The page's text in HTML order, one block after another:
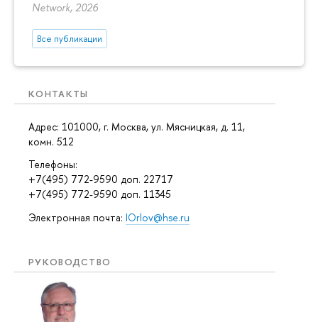
Network, 2026
Все публикации
КОНТАКТЫ
Адрес: 101000, г. Москва, ул. Мясницкая, д. 11,
комн. 512
Телефоны:
+7(495) 772-9590 доп. 22717
+7(495) 772-9590 доп. 11345
Электронная почта: IOrlov@hse.ru
РУКОВОДСТВО